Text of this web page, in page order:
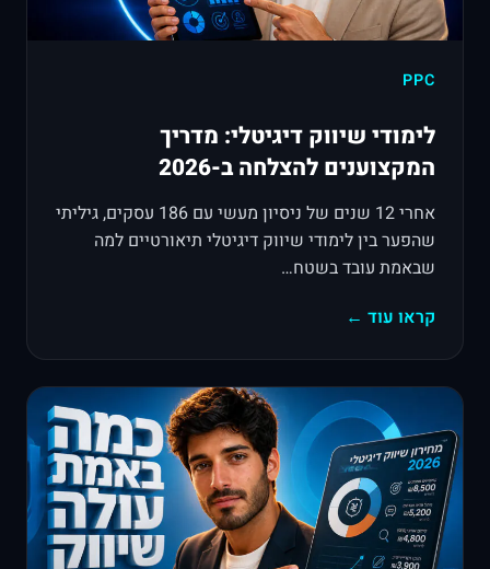
PPC
לימודי שיווק דיגיטלי: מדריך
המקצוענים להצלחה ב-2026
אחרי 12 שנים של ניסיון מעשי עם 186 עסקים, גיליתי
שהפער בין לימודי שיווק דיגיטלי תיאורטיים למה
שבאמת עובד בשטח…
קראו עוד ←